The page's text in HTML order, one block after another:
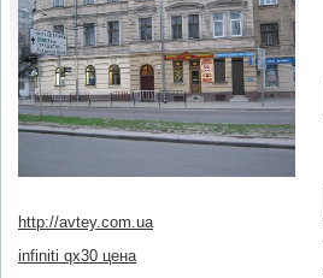
http://avtey.com.ua
infiniti qx30 цена